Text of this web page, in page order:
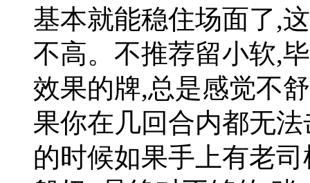
基本就能稳住场面了,
不高。不推荐留小软,
效果的牌,总是感觉不
果你在几回合内都无
的时候如果手上有老